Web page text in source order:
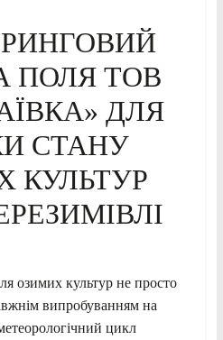
ПОЛЯ ТОВ
ДЛЯ
СТАНУ
КУЛЬТУР
озимих культур не просто
випробуванням на
цикл